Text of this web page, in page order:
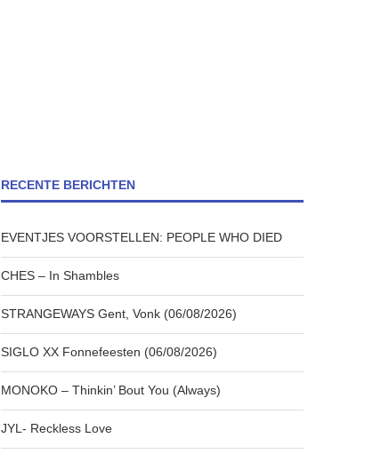
RECENTE BERICHTEN
EVENTJES VOORSTELLEN: PEOPLE WHO DIED
CHES – In Shambles
STRANGEWAYS Gent, Vonk (06/08/2026)
SIGLO XX Fonnefeesten (06/08/2026)
MONOKO – Thinkin’ Bout You (Always)
JYL- Reckless Love